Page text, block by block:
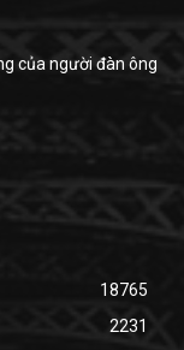
của người đàn ông
18765
2231